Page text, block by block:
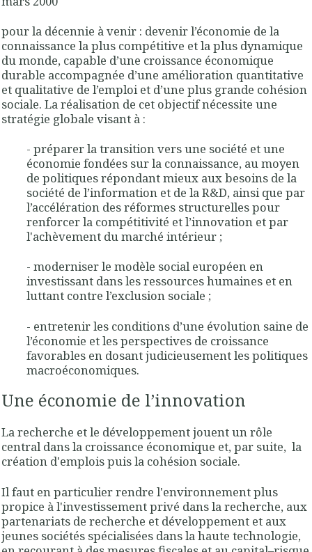
pour la décennie à venir : devenir l’économie de la
connaissance la plus compétitive et la plus dynamique
du monde, capable d’une croissance économique
durable accompagnée d’une amélioration quantitative
et qualitative de l’emploi et d’une plus grande cohésion
sociale. La réalisation de cet objectif nécessite une
stratégie globale visant à :
- préparer la transition vers une société et une
économie fondées sur la connaissance, au moyen
de politiques répondant mieux aux besoins de la
société de l’information et de la R&D, ainsi que par
l’accélération des réformes structurelles pour
renforcer la compétitivité et l’innovation et par
l'achèvement du marché intérieur ;
- moderniser le modèle social européen en
investissant dans les ressources humaines et en
luttant contre l’exclusion sociale ;
- entretenir les conditions d’une évolution saine de
l’économie et les perspectives de croissance
favorables en dosant judicieusement les politiques
macroéconomiques.
Une économie de l’innovation
La recherche et le développement jouent un rôle
central dans la croissance économique et, par suite, la
création d'emplois puis la cohésion sociale.
Il faut en particulier rendre l'environnement plus
propice à l'investissement privé dans la recherche, aux
partenariats de recherche et développement et aux
jeunes sociétés spécialisées dans la haute technologie,